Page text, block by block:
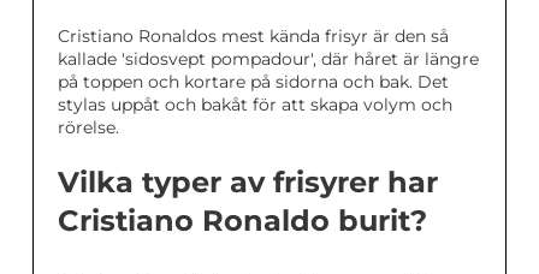
Cristiano Ronaldos mest kända frisyr är den så
kallade 'sidosvept pompadour', där håret är längre
på toppen och kortare på sidorna och bak. Det
stylas uppåt och bakåt för att skapa volym och
rörelse.
Vilka typer av frisyrer har
Cristiano Ronaldo burit?